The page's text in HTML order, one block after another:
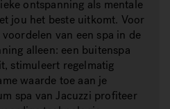
ontspanning als mentale
jou het beste uitkomt. Voor
van een spa in de
alleen: een buitenspa
stimuleert regelmatig
waarde toe aan je
spa van Jacuzzi profiteer